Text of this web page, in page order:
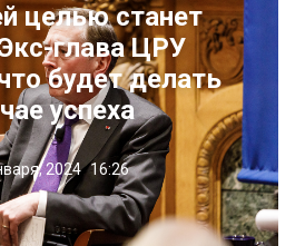
целью станет
глава ЦРУ
будет делать
успеха
2024 16:26